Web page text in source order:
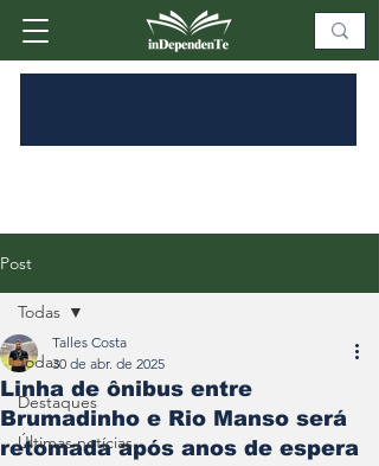
Post
Todas
Destaques
Últimas notícias
Todas
Linha de ônibus entre
Brumadinho e Rio Manso será
retomada após anos de espera
Talles Costa
30 de abr. de 2025